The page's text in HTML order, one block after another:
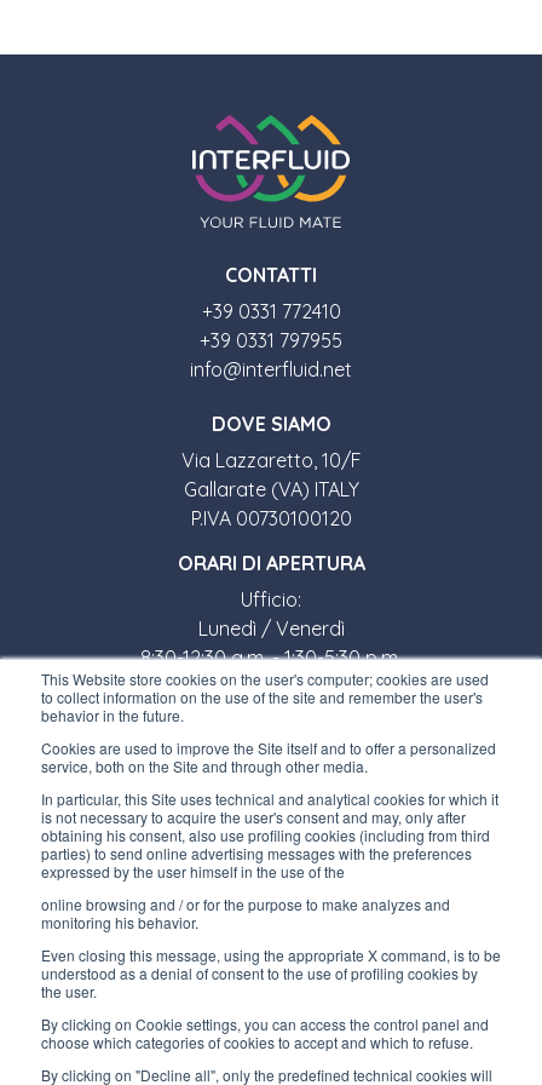
This Website store cookies on the user's computer; cookies are used
to collect information on the use of the site and remember the user's
behavior in the future.
Cookies are used to improve the Site itself and to offer a personalized
service, both on the Site and through other media.
In particular, this Site uses technical and analytical cookies for which it
is not necessary to acquire the user's consent and may, only after
obtaining his consent, also use profiling cookies (including from third
parties) to send online advertising messages with the preferences
expressed by the user himself in the use of the
online browsing and / or for the purpose to make analyzes and
monitoring his behavior.
Even closing this message, using the appropriate X command, is to be
understood as a denial of consent to the use of profiling cookies by
the user.
By clicking on Cookie settings, you can access the control panel and
choose which categories of cookies to accept and which to refuse.
By clicking on "Decline all", only the predefined technical cookies will
CONTATTI
+39 0331 772410
+39 0331 797955
info@interfluid.net
DOVE SIAMO
Via Lazzaretto, 10/F
Gallarate (VA) ITALY
P.IVA 00730100120
ORARI DI APERTURA
Ufficio:
Lunedì / Venerdì
8:30-12:30 a.m. - 1:30-5:30 p.m.
Negozio:
8:30-12:00 a.m. - 1:30-5:00 p.m.
LINK UTILI
Iscriviti alla newsletter
Lavora con noi
Gli imballi di Interfluid
Progetto di trasformazione digitale
RIMANI AGGIORNATO